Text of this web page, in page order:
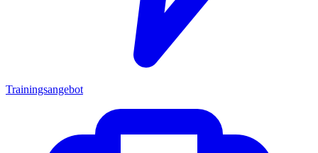
Trainingsangebot